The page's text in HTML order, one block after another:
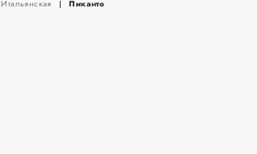
Итальянская Пиканто